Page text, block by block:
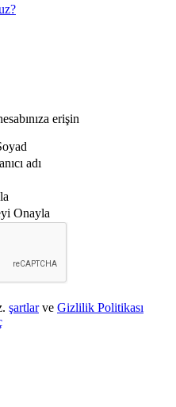
erişin
adı
Onayla
şartlar ve Gizlilik Politikası